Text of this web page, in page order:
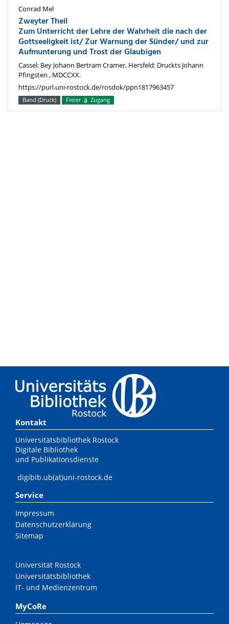
Conrad Mel
Zweyter Theil
Zum Unterricht der Lehre der Wahrheit die nach der
Gottseeligkeit ist/ Zur Warnung der Sünder/ und zur
Aufmunterung und Trost der Glaubigen
Cassel: Bey Johann Bertram Cramer, Hersfeld: Druckts Johann
Pfingsten , MDCCXX.
https://purl.uni-rostock.de/rosdok/ppn1817963457
Band (Druck) Freier Zugang
Kontakt
Universitätsbibliothek Rostock
Digitale Bibliothek
und Publikationsdienste
digibib.ub(at)uni-rostock.de
Service
Impressum
Datenschutzerklärung
Sitemap
Universität Rostock
Universitätsbibliothek
IT- und Medienzentrum
MyCoRe